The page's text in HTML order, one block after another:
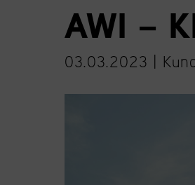
AWI –
03.03.2023 |